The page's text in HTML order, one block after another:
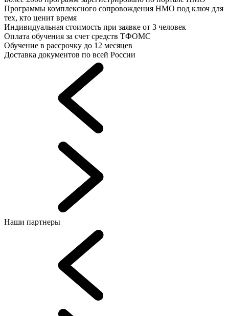
Программы комплексного сопровождения НМО под ключ для
тех, кто ценит время
Индивидуальная стоимость при заявке от 3 человек
Оплата обучения за счет средств ТФОМС
Обучение в рассрочку до 12 месяцев
Доставка документов по всей России
Наши партнеры